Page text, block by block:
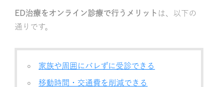
ED治療をオンライン診療で行うメリット は、以下の
通りです。
家族や周囲にバレずに受診できる
移動時間・交通費を削減できる